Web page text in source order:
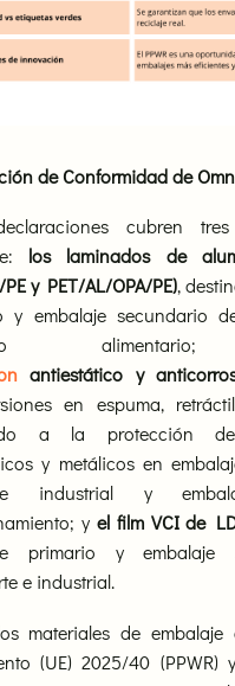
de Conformidad de
cubren
los laminados de
y PET/AL/OPA/PE),
y embalaje secundario
antiestático y
en espuma,
a la protección de
y metálicos en
industrial y
y el film VCI de
primario y embalaje
e industrial.
materiales de
(UE) 2025/40 (PPWR)